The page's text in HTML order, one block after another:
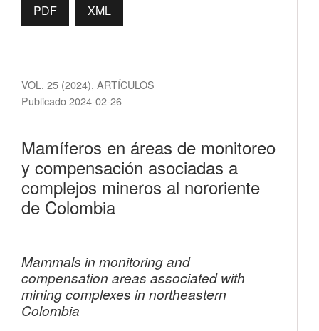
VOL. 25 (2024), ARTÍCULOS
Mamíferos en áreas de monitoreo
y compensación asociadas a
complejos mineros al nororiente
de Colombia
Mammals in monitoring and
compensation areas associated with
mining complexes in northeastern
Colombia
Publicado 2024-02-26
PDF XML